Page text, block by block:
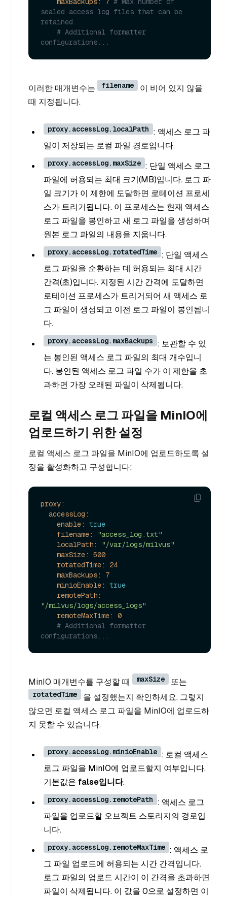
sealed access log files that can be
retained
# Additional formatter
configurations...
이러한 매개변수는 filename
이 비어 있지 않을
때 지정됩니다.
proxy.accessLog.localPath : 액세스 로그 파
일이 저장되는 로컬 파일 경로입니다.
proxy.accessLog.maxSize : 단일 액세스 로그
파일에 허용되는 최대 크기(MB)입니다. 로그 파
일 크기가 이 제한에 도달하면 로테이션 프로세
스가 트리거됩니다. 이 프로세스는 현재 액세스
로그 파일을 봉인하고 새 로그 파일을 생성하며
원본 로그 파일의 내용을 지웁니다.
proxy.accessLog.rotatedTime : 단일 액세스
로그 파일을 순환하는 데 허용되는 최대 시간
간격(초)입니다. 지정된 시간 간격에 도달하면
로테이션 프로세스가 트리거되어 새 액세스 로
그 파일이 생성되고 이전 로그 파일이 봉인됩니
다.
proxy.accessLog.maxBackups : 보관할 수 있
는 봉인된 액세스 로그 파일의 최대 개수입니
다. 봉인된 액세스 로그 파일 수가 이 제한을 초
과하면 가장 오래된 파일이 삭제됩니다.
로컬 액세스 로그 파일을 MinIO에
업로드하기 위한 설정
로컬 액세스 로그 파일을 MinIO에 업로드하도록 설
정을 활성화하고 구성합니다:
proxy:
accessLog:
enable:
true
filename:
"access_log.txt"
localPath:
"/var/logs/milvus"
maxSize:
500
rotatedTime:
24
maxBackups:
7
minioEnable:
true
remotePath:
"/milvus/logs/access_logs"
remoteMaxTime:
0
# Additional formatter
configurations...
MinIO 매개변수를 구성할 때 maxSize 또는
rotatedTime
을 설정했는지 확인하세요. 그렇지
않으면 로컬 액세스 로그 파일을 MinIO에 업로드하
지 못할 수 있습니다.
proxy.accessLog.minioEnable : 로컬 액세스
로그 파일을 MinIO에 업로드할지 여부입니다.
기본값은 false입니다.
proxy.accessLog.remotePath : 액세스 로그
파일을 업로드할 오브젝트 스토리지의 경로입
니다.
proxy.accessLog.remoteMaxTime : 액세스 로
그 파일 업로드에 허용되는 시간 간격입니다.
로그 파일의 업로드 시간이 이 간격을 초과하면
파일이 삭제됩니다. 이 값을 0으로 설정하면 이